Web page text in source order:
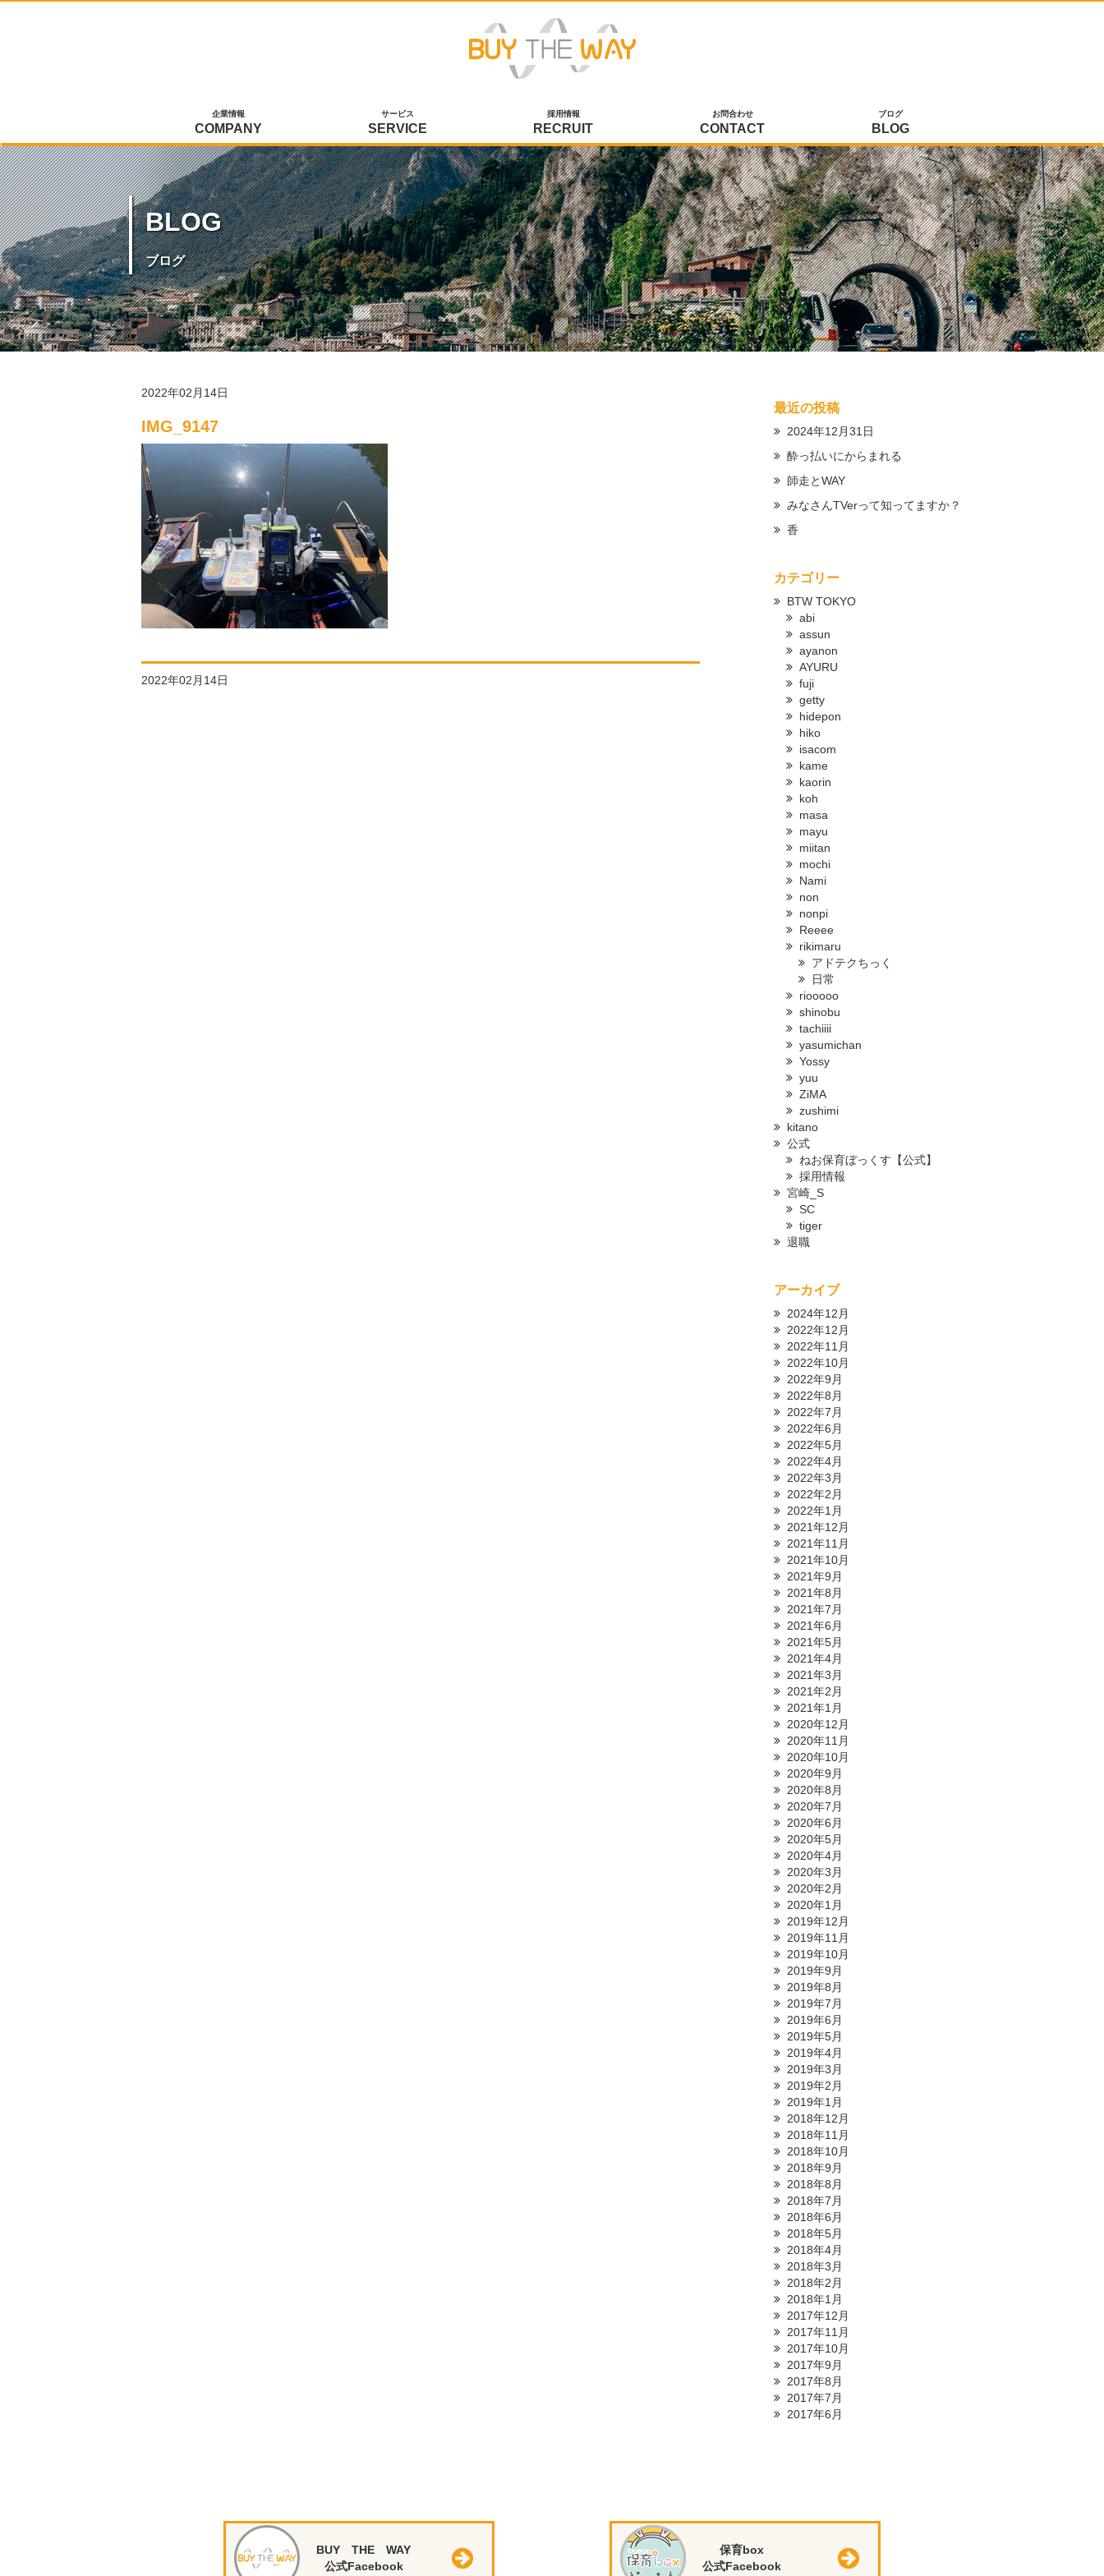
企業情報
COMPANY
サービス
SERVICE
採用情報
RECRUIT
お問合わせ
CONTACT
ブログ
BLOG
BLOG
ブログ
2022年02月14日
IMG_9147
2022年02月14日
最近の投稿
2024年12月31日
酔っ払いにからまれる
師走とWAY
みなさんTVerって知ってますか？
香
カテゴリー
BTW TOKYO
abi
assun
ayanon
AYURU
fuji
getty
hidepon
hiko
isacom
kame
kaorin
koh
masa
mayu
miitan
mochi
Nami
non
nonpi
Reeee
rikimaru
アドテクちっく
日常
riooooo
shinobu
tachiiii
yasumichan
Yossy
yuu
ZiMA
zushimi
kitano
公式
ねお保育ぼっくす【公式】
採用情報
宮崎_S
SC
tiger
退職
アーカイブ
2024年12月
2022年12月
2022年11月
2022年10月
2022年9月
2022年8月
2022年7月
2022年6月
2022年5月
2022年4月
2022年3月
2022年2月
2022年1月
2021年12月
2021年11月
2021年10月
2021年9月
2021年8月
2021年7月
2021年6月
2021年5月
2021年4月
2021年3月
2021年2月
2021年1月
2020年12月
2020年11月
2020年10月
2020年9月
2020年8月
2020年7月
2020年6月
2020年5月
2020年4月
2020年3月
2020年2月
2020年1月
2019年12月
2019年11月
2019年10月
2019年9月
2019年8月
2019年7月
2019年6月
2019年5月
2019年4月
2019年3月
2019年2月
2019年1月
2018年12月
2018年11月
2018年10月
2018年9月
2018年8月
2018年7月
2018年6月
2018年5月
2018年4月
2018年3月
2018年2月
2018年1月
2017年12月
2017年11月
2017年10月
2017年9月
2017年8月
2017年7月
2017年6月
BUY THE WAY
公式Facebook
保育box
公式Facebook